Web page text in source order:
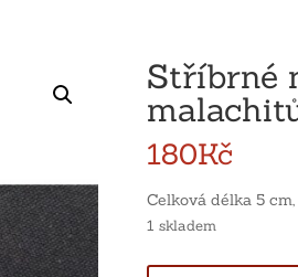
Stříbrné
180Kč
Celková délka 5
1 skladem